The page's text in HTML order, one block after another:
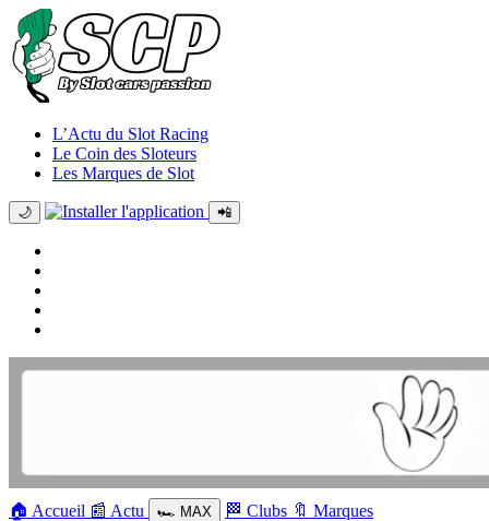
L’Actu du Slot Racing
Le Coin des Sloteurs
Les Marques de Slot
🌙 📲
🏠 Accueil 📰 Actu 🏎️ MAX 🏁 Clubs 🔖 Marques